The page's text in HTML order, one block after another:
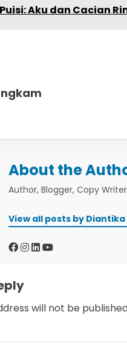
Puisi: Aku dan Cacian
About the
Author, Blogger, Copy
View all posts by Diantika
will not be